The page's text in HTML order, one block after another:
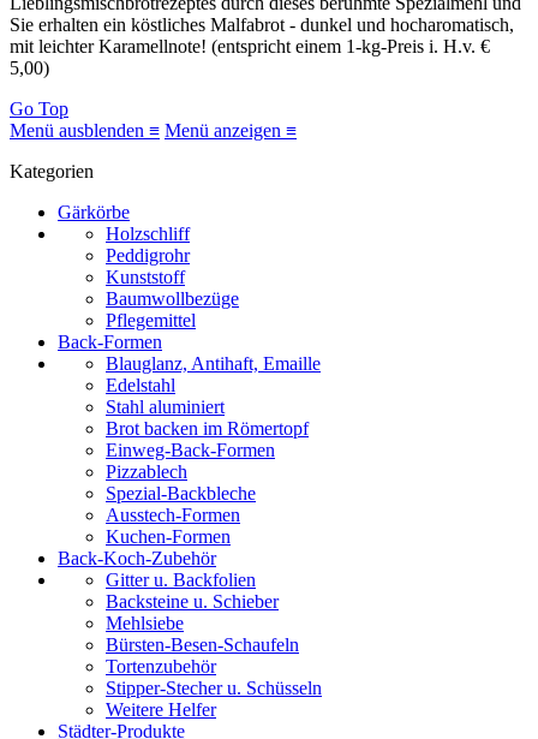
Sie erhalten ein köstliches Malfabrot - dunkel und hocharomatisch,
mit leichter Karamellnote! (entspricht einem 1-kg-Preis i. H.v. €
5,00)
Go Top
Menü ausblenden ≡ Menü anzeigen ≡
Kategorien
Gärkörbe
Holzschliff
Peddigrohr
Kunststoff
Baumwollbezüge
Pflegemittel
Back-Formen
Blauglanz, Antihaft, Emaille
Edelstahl
Stahl aluminiert
Brot backen im Römertopf
Einweg-Back-Formen
Pizzablech
Spezial-Backbleche
Ausstech-Formen
Kuchen-Formen
Back-Koch-Zubehör
Gitter u. Backfolien
Backsteine u. Schieber
Mehlsiebe
Bürsten-Besen-Schaufeln
Tortenzubehör
Stipper-Stecher u. Schüsseln
Weitere Helfer
Städter-Produkte